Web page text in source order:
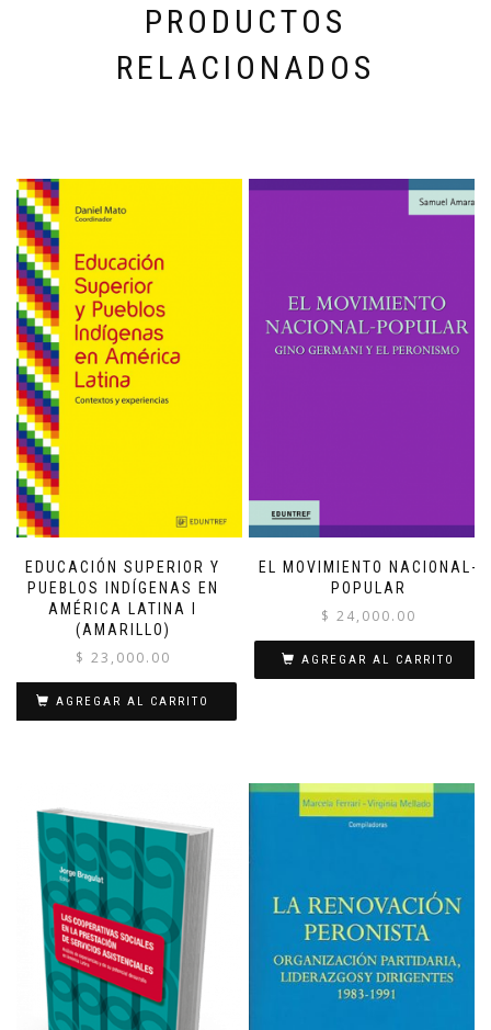
PRODUCTOS
RELACIONADOS
EDUCACIÓN SUPERIOR Y
PUEBLOS INDÍGENAS EN
AMÉRICA LATINA I
(AMARILLO)
$ 23,000.00
AGREGAR AL CARRITO
EL MOVIMIENTO NACIONAL-
POPULAR
$ 24,000.00
AGREGAR AL CARRITO